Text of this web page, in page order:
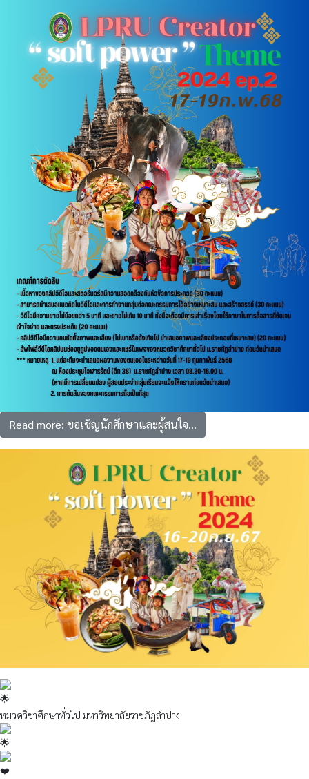
Read more: ขอเชิญนักศึกษาและผู้สนใจ...
หมวดวิชาศึกษาทั่วไป มหาวิทยาลัยราชภัฏลำปาง